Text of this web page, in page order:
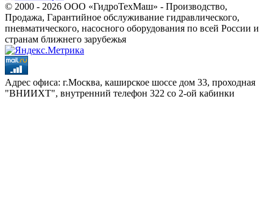
© 2000 - 2026 ООО «ГидроТехМаш» - Производство,
Продажа, Гарантийное обслуживание гидравлического,
пневматического, насосного оборудования по всей России и
странам ближнего зарубежья
Адрес офиса: г.Москва, каширское шоссе дом 33, проходная
"ВНИИХТ", внутренний телефон 322 со 2-ой кабинки